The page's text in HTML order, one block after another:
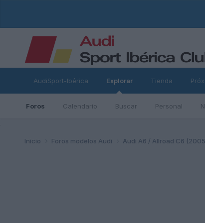
AudiSport-Ibérica Explorar
Foros Calendario Buscar Personal
Tienda
Inicio Foros modelos Audi Audi A6 / Allroad C6 (2005